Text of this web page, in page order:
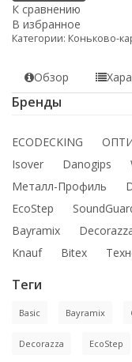
К сравнению
В избранное
Категории: Коньково-
Обзор
Бренды
ECODECKING
Isover
Danogips
Металл-Профиль
EcoStep
Bayramix
Knauf
Bitex
Теги
Basic Bayramix
Decorazza EcoStep